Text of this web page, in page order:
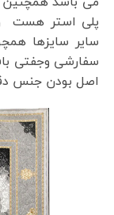
سفارشی وجفتی
اصل بودن جنس